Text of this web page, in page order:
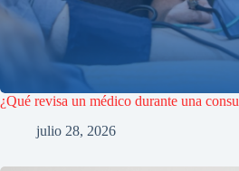
¿Qué revisa un médico durante una
julio 28, 2026